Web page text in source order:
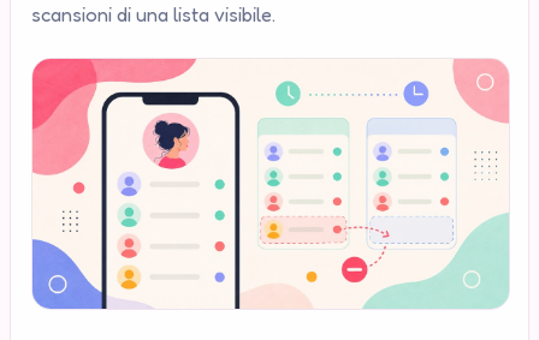
scansioni di una lista visibile.